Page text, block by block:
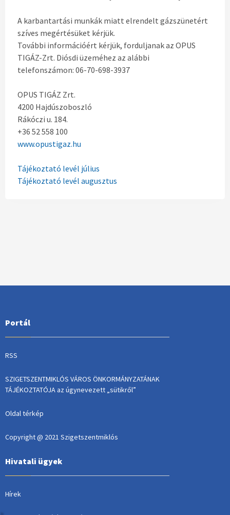
A karbantartási munkák miatt elrendelt gázszünetért
szíves megértésüket kérjük.
További információért kérjük, forduljanak az OPUS
TIGÁZ-Zrt. Diósdi üzeméhez az alábbi
telefonszámon: 06-70-698-3937
OPUS TIGÁZ Zrt.
4200 Hajdúszoboszló
Rákóczi u. 184.
+36 52 558 100
www.opustigaz.hu
Tájékoztató levél július
Tájékoztató levél augusztus
Portál
RSS
SZIGETSZENTMIKLÓS VÁROS ÖNKORMÁNYZATÁNAK
TÁJÉKOZTATÓJA az úgynevezett „sütikről”
Oldal térkép
Copyright @ 2021 Szigetszentmiklós
Hivatali ügyek
Hírek